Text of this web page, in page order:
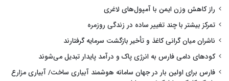
راز کاهش وزن ایمن با آمپول‌های لاغری
تمرکز بیشتر با چند تغییر ساده در زندگی روزمره
ناشران میان گرانی کاغذ و تأخیر بازگشت سرمایه گرفتارند
کودهای دامی فارس به انرژی پاک و درآمد پایدار تبدیل می‌شوند
فارس برای اولین بار در جهان سامانه هوشمند آبیاری ساخت/ آبیاری مزارع